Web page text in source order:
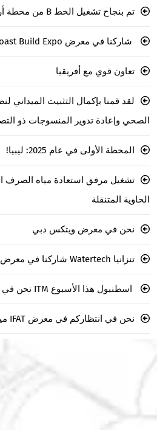
تم بنجاح تشغيل الخط B من محطة أربيل لمعالجة مياه الشرب!
شاركنا في معرض Ivory Coast Build Expo
تعاون قوي مع أفريقيا
لقد قمنا بإكمال التثبيت الميداني
الصحي وإعادة تدوير المنسوجات ذو
المحطة الأولى في عام 2025: ليبيا!
تشغيل مرفق استعادة مياه
الحاوية المتنقلة
نحن في معرض ويتكس دبي
تنزانيا Watertech شاركنا في معرض
اسطنبول هذا الأسبوع ITM نحن في معرض
نحن في انتظاركم في معرض IFAT ميونيخ